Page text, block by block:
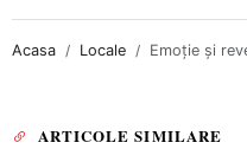
Acasa Locale Emoție și
ARTICOLE SIMILARE